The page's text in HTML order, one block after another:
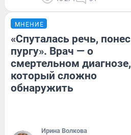
МНЕНИЕ
«Спуталась речь, понес
пургу». Врач — о
смертельном диагнозе,
который сложно
обнаружить
Ирина Волкова